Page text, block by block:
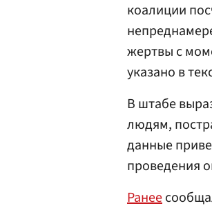
коалиции
жертвы с
указано в
В штабе
людям,
данные
проведения
Ранее